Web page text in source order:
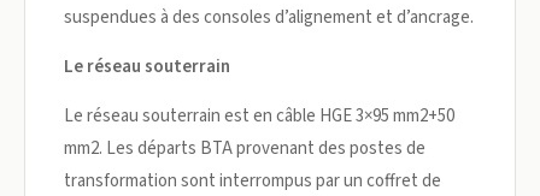
suspendues à des consoles d’alignement et d’ancrage.
Le réseau souterrain
Le réseau souterrain est en câble HGE 3×95 mm2+50
mm2. Les départs BTA provenant des postes de
transformation sont interrompus par un coffret de